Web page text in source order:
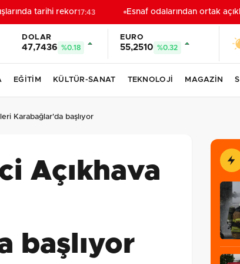
tarihi rekor17:43 Esnaf odalarından ortak
DOLAR
47,7436 %0.18
EURO
55,2510 %0.32
EĞİTİM KÜLTÜR-SANAT TEKNOLOJİ MAGAZİN
Karabağlar'da başlıyor
Açıkhava
başlıyor